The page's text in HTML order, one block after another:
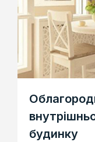
будинку